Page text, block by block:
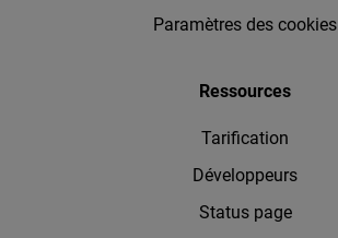
Paramètres des cookies
Ressources
Tarification
Développeurs
Status page